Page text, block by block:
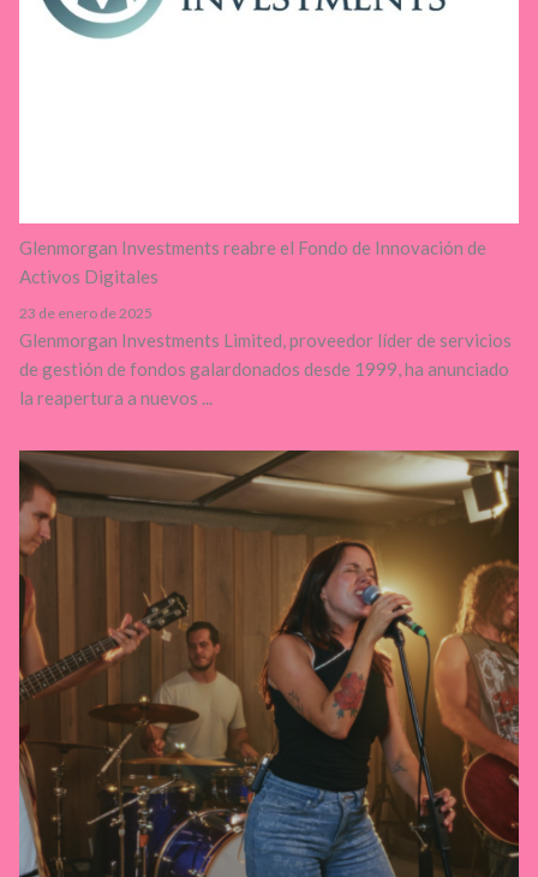
Glenmorgan Investments reabre el Fondo de Innovación de
Activos Digitales
23 de enero de 2025
Glenmorgan Investments Limited, proveedor líder de servicios
de gestión de fondos galardonados desde 1999, ha anunciado
la reapertura a nuevos ...